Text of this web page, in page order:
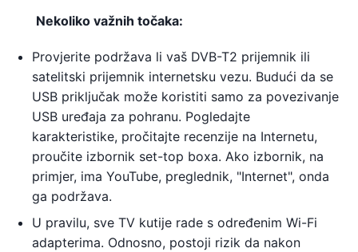
Nekoliko važnih točaka:
Provjerite podržava li vaš DVB-T2 prijemnik ili
satelitski prijemnik internetsku vezu. Budući da se
USB priključak može koristiti samo za povezivanje
USB uređaja za pohranu. Pogledajte
karakteristike, pročitajte recenzije na Internetu,
proučite izbornik set-top boxa. Ako izbornik, na
primjer, ima YouTube, preglednik, "Internet", onda
ga podržava.
U pravilu, sve TV kutije rade s određenim Wi-Fi
adapterima. Odnosno, postoji rizik da nakon